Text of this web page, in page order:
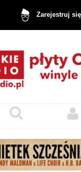
Zarejestruj się